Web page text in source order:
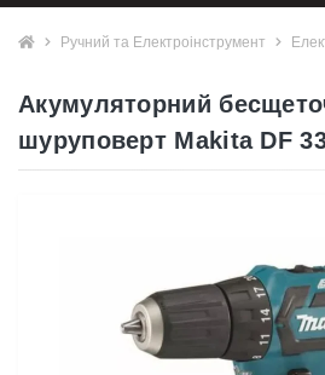
Ручний та Електроінструмент
Акумуляторний
шуруповерт Makita DF